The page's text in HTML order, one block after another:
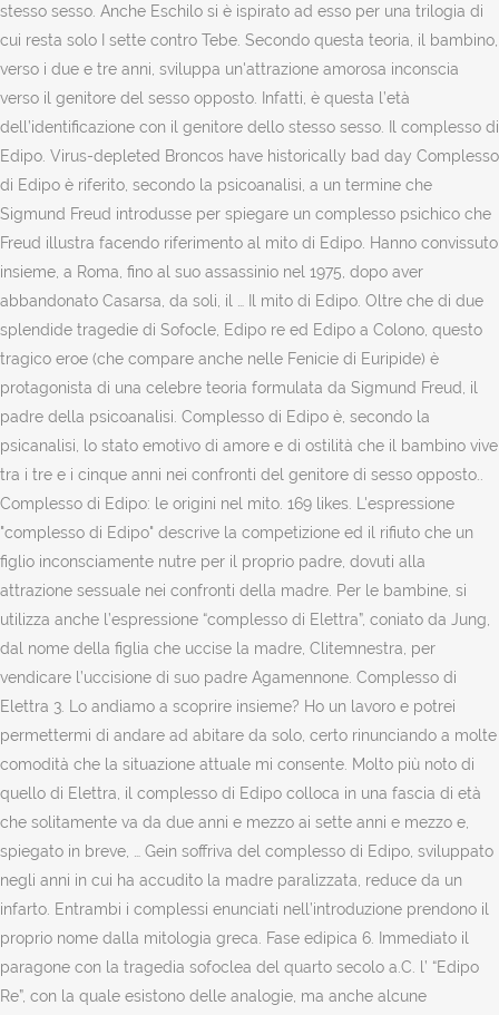
stesso sesso. Anche Eschilo si è ispirato ad esso per una trilogia di
cui resta solo I sette contro Tebe. Secondo questa teoria, il bambino,
verso i due e tre anni, sviluppa un'attrazione amorosa inconscia
verso il genitore del sesso opposto. Infatti, è questa l’età
dell’identificazione con il genitore dello stesso sesso. Il complesso di
Edipo. Virus-depleted Broncos have historically bad day Complesso
di Edipo è riferito, secondo la psicoanalisi, a un termine che
Sigmund Freud introdusse per spiegare un complesso psichico che
Freud illustra facendo riferimento al mito di Edipo. Hanno convissuto
insieme, a Roma, fino al suo assassinio nel 1975, dopo aver
abbandonato Casarsa, da soli, il … Il mito di Edipo. Oltre che di due
splendide tragedie di Sofocle, Edipo re ed Edipo a Colono, questo
tragico eroe (che compare anche nelle Fenicie di Euripide) è
protagonista di una celebre teoria formulata da Sigmund Freud, il
padre della psicoanalisi. Complesso di Edipo è, secondo la
psicanalisi, lo stato emotivo di amore e di ostilità che il bambino vive
tra i tre e i cinque anni nei confronti del genitore di sesso opposto..
Complesso di Edipo: le origini nel mito. 169 likes. L'espressione
"complesso di Edipo" descrive la competizione ed il rifiuto che un
figlio inconsciamente nutre per il proprio padre, dovuti alla
attrazione sessuale nei confronti della madre. Per le bambine, si
utilizza anche l’espressione “complesso di Elettra”, coniato da Jung,
dal nome della figlia che uccise la madre, Clitemnestra, per
vendicare l’uccisione di suo padre Agamennone. Complesso di
Elettra 3. Lo andiamo a scoprire insieme? Ho un lavoro e potrei
permettermi di andare ad abitare da solo, certo rinunciando a molte
comodità che la situazione attuale mi consente. Molto più noto di
quello di Elettra, il complesso di Edipo colloca in una fascia di età
che solitamente va da due anni e mezzo ai sette anni e mezzo e,
spiegato in breve, … Gein soffriva del complesso di Edipo, sviluppato
negli anni in cui ha accudito la madre paralizzata, reduce da un
infarto. Entrambi i complessi enunciati nell’introduzione prendono il
proprio nome dalla mitologia greca. Fase edipica 6. Immediato il
paragone con la tragedia sofoclea del quarto secolo a.C. l’ “Edipo
Re”, con la quale esistono delle analogie, ma anche alcune